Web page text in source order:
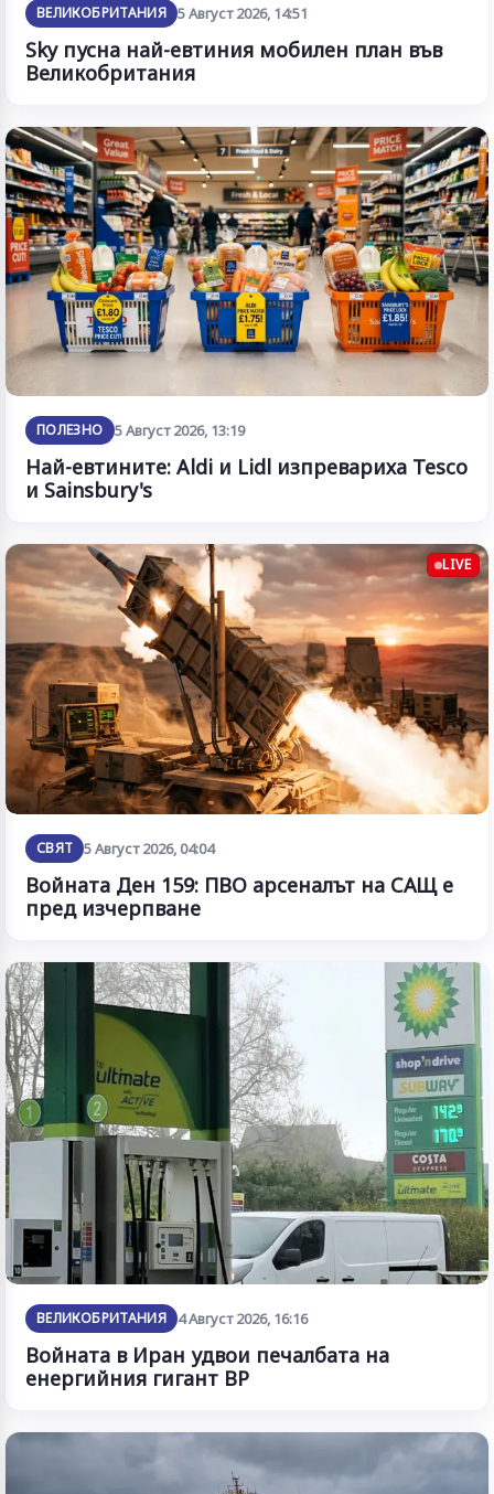
ВЕЛИКОБРИТАНИЯ 5 Август 2026, 14:51
Sky пусна най-евтиния мобилен план във
Великобритания
ПОЛЕЗНО 5 Август 2026, 13:19
Най-евтините: Aldi и Lidl изпревариха Tesco
и Sainsbury's
LIVE
СВЯТ 5 Август 2026, 04:04
Войната Ден 159: ПВО арсеналът на САЩ е
пред изчерпване
ВЕЛИКОБРИТАНИЯ 4 Август 2026, 16:16
Войната в Иран удвои печалбата на
енергийния гигант BP